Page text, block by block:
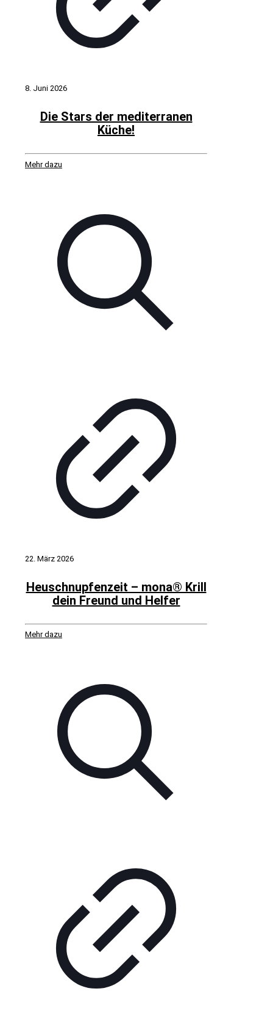
8. Juni 2026
Die Stars der mediterranen
Küche!
Mehr dazu
22. März 2026
Heuschnupfenzeit – mona® Krill
dein Freund und Helfer
Mehr dazu